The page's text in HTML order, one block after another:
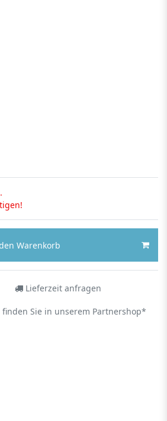
Warenkorb
Lieferzeit anfragen
Sie in unserem Partnershop*